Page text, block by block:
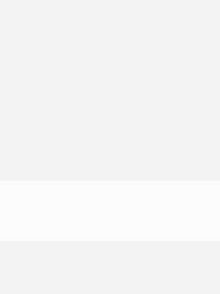
für
Holz oder
Tragwerksplanung.
und